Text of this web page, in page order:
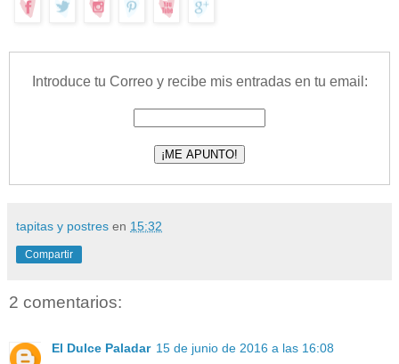
Introduce tu Correo y recibe mis entradas en tu email:
tapitas y postres en 15:32
Compartir
2 comentarios:
El Dulce Paladar 15 de junio de 2016 a las 16:08